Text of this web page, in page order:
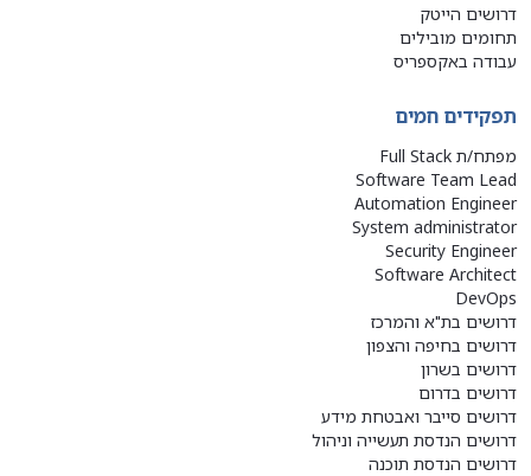
דרושים הייטק
תחומים מובילים
עבודה באקספריס
תפקידים חמים
מפתח/ת Full Stack
Software Team Lead
Automation Engineer
System administrator
Security Engineer
Software Architect
DevOps
דרושים בת"א והמרכז
דרושים בחיפה והצפון
דרושים בשרון
דרושים בדרום
דרושים סייבר ואבטחת מידע
דרושים הנדסת תעשייה וניהול
דרושים הנדסת תוכנה